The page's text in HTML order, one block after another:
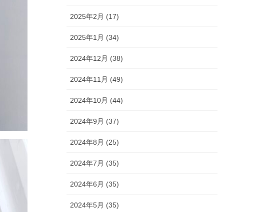
2025年2月 (17)
2025年1月 (34)
2024年12月 (38)
2024年11月 (49)
2024年10月 (44)
2024年9月 (37)
2024年8月 (25)
2024年7月 (35)
2024年6月 (35)
2024年5月 (35)